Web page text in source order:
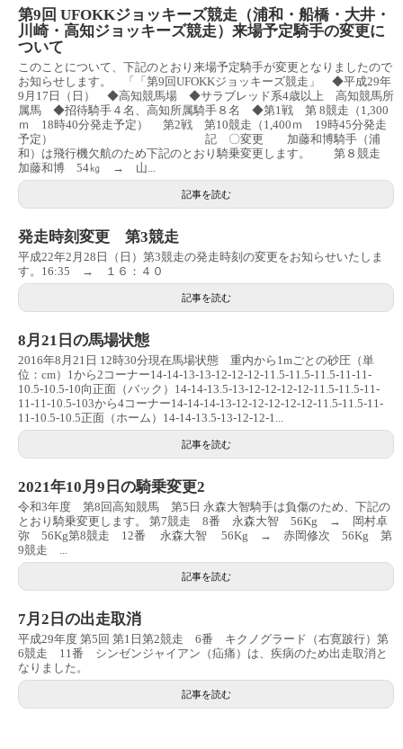
第9回 UFOKKジョッキーズ競走（浦和・船橋・大井・
川崎・高知ジョッキーズ競走）来場予定騎手の変更に
ついて
このことについて、下記のとおり来場予定騎手が変更となりましたので
お知らせします。 「「第9回UFOKKジョッキーズ競走」 ◆平成29年
9月17日（日） ◆高知競馬場 ◆サラブレッド系4歳以上 高知競馬所
属馬 ◆招待騎手４名、高知所属騎手８名 ◆第1戦 第 8競走（1,300
ｍ 18時40分発走予定） 第2戦 第10競走（1,400ｍ 19時45分発走
予定） 記 〇変更 加藤和博騎手（浦
和）は飛行機欠航のため下記のとおり騎乗変更します。 第８競走
加藤和博 54㎏ → 山...
記事を読む
発走時刻変更 第3競走
平成22年2月28日（日）第3競走の発走時刻の変更をお知らせいたしま
す。16:35 → １６：４０
記事を読む
8月21日の馬場状態
2016年8月21日 12時30分現在馬場状態 重内から1mごとの砂圧（単
位：cm）1から2コーナー14-14-13-13-12-12-12-11.5-11.5-11.5-11-11-
10.5-10.5-10向正面（バック）14-14-13.5-13-12-12-12-12-11.5-11.5-11-
11-11-10.5-103から4コーナー14-14-14-13-12-12-12-12-12-11.5-11.5-11-
11-10.5-10.5正面（ホーム）14-14-13.5-13-12-12-1...
記事を読む
2021年10月9日の騎乗変更2
令和3年度 第8回高知競馬 第5日 永森大智騎手は負傷のため、下記の
とおり騎乗変更します。 第7競走 8番 永森大智 56Kg → 岡村卓
弥 56Kg第8競走 12番 永森大智 56Kg → 赤岡修次 56Kg 第
9競走 ...
記事を読む
7月2日の出走取消
平成29年度 第5回 第1日第2競走 6番 キクノグラード（右寛跛行）第
6競走 11番 シンゼンジャイアン（疝痛）は、疾病のため出走取消と
なりました。
記事を読む